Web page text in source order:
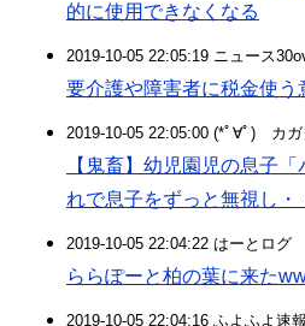
的に使用できなくなる
2019-10-05 22:05:19 ニュース
要介護や障害者に税金使う
2019-10-05 22:05:00 (*ﾟ∀ﾟ)ゞカ
【鬼畜】幼児園児の息子
れで息子をずっと無視し・
2019-10-05 22:04:22 はーとログ
ららぽーと柏の葉に来た
2019-10-05 22:04:16 ふよふよ速報